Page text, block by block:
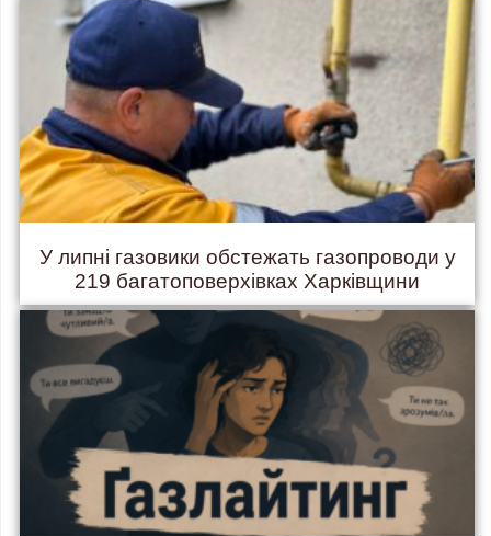
У липні газовики обстежать газопроводи у
219 багатоповерхівках Харківщини